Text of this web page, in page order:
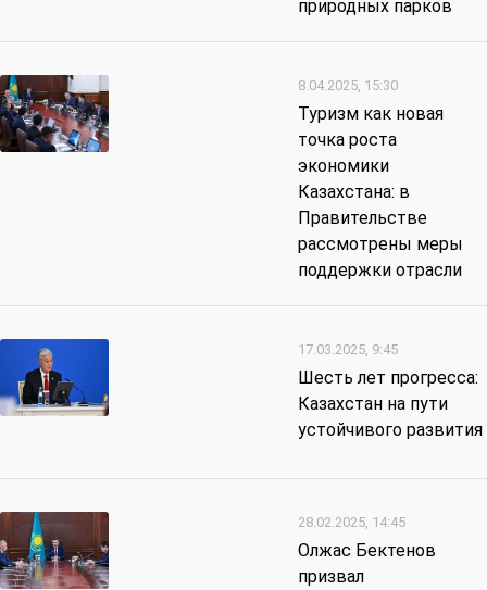
природных парков
8.04.2025, 15:30
Туризм как новая
точка роста
экономики
Казахстана: в
Правительстве
рассмотрены меры
поддержки отрасли
17.03.2025, 9:45
Шесть лет прогресса:
Казахстан на пути
устойчивого развития
28.02.2025, 14:45
Олжас Бектенов
призвал